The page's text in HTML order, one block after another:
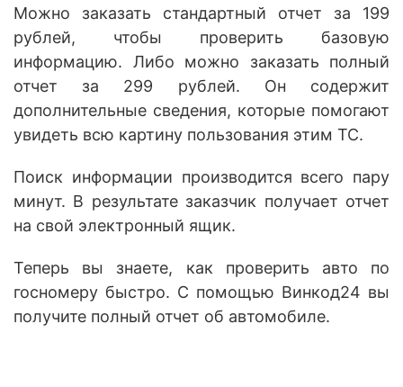
Можно заказать стандартный отчет за 199
рублей, чтобы проверить базовую
информацию. Либо можно заказать полный
отчет за 299 рублей. Он содержит
дополнительные сведения, которые помогают
увидеть всю картину пользования этим ТС.
Поиск информации производится всего пару
минут. В результате заказчик получает отчет
на свой электронный ящик.
Теперь вы знаете, как проверить авто по
госномеру быстро. С помощью Винкод24 вы
получите полный отчет об автомобиле.